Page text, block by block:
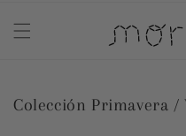
Colección Primavera /